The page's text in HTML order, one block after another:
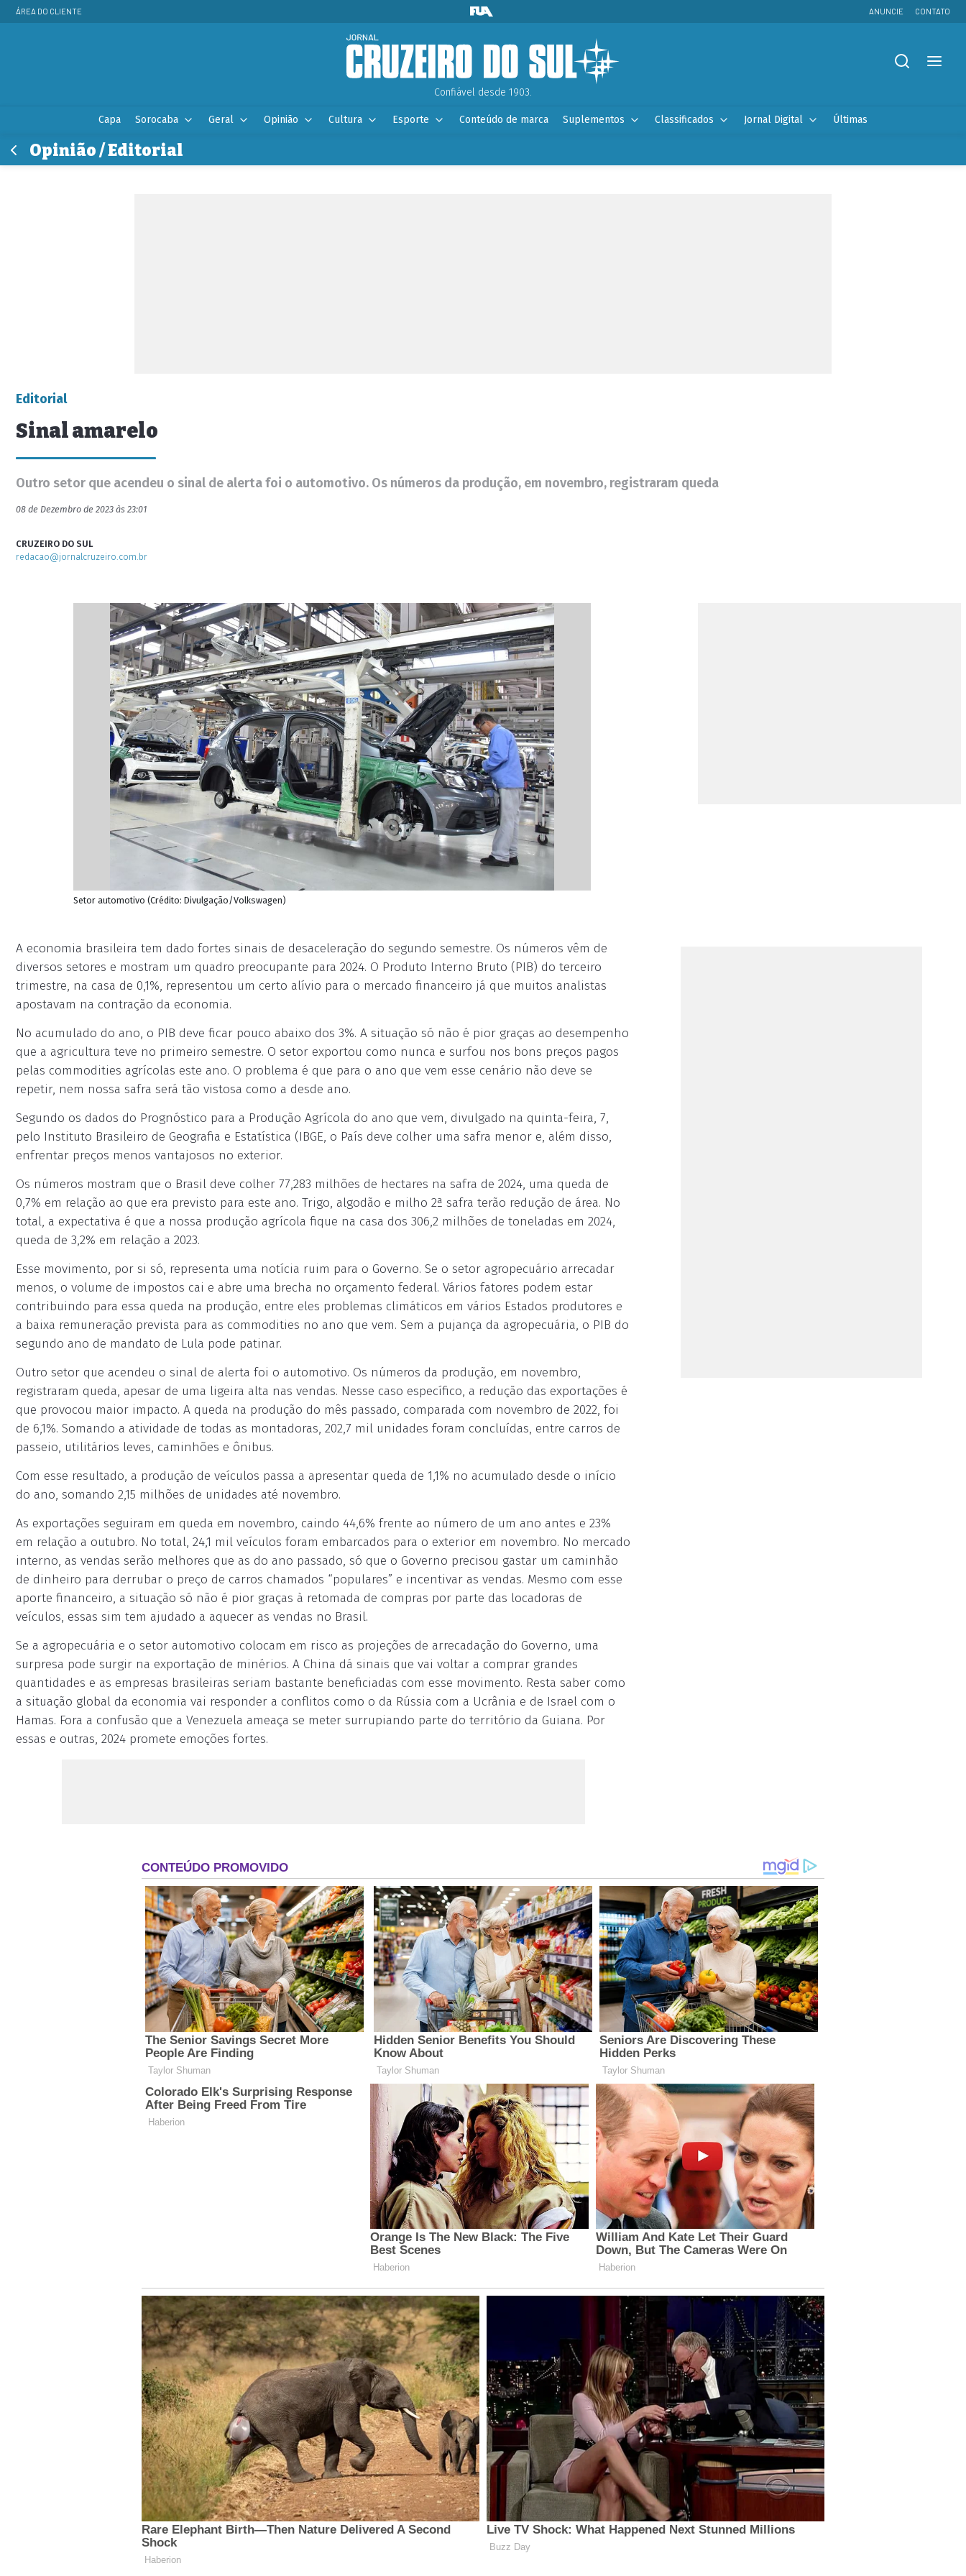
ÁREA DO CLIENTE ANUNCIE CONTATO
Confiável desde 1903.
Capa Sorocaba Geral Opinião Cultura Esporte Conteúdo de marca Suplementos Classificados Jornal Digital Últimas
Opinião / Editorial
Editorial
Sinal amarelo
Outro setor que acendeu o sinal de alerta foi o automotivo. Os números da produção, em novembro, registraram queda
08 de Dezembro de 2023 às 23:01
CRUZEIRO DO SUL
redacao@jornalcruzeiro.com.br
Setor automotivo (Crédito: Divulgação/Volkswagen)
A economia brasileira tem dado fortes sinais de desaceleração do segundo semestre. Os números vêm de
diversos setores e mostram um quadro preocupante para 2024. O Produto Interno Bruto (PIB) do terceiro
trimestre, na casa de 0,1%, representou um certo alívio para o mercado financeiro já que muitos analistas
apostavam na contração da economia.
No acumulado do ano, o PIB deve ficar pouco abaixo dos 3%. A situação só não é pior graças ao desempenho
que a agricultura teve no primeiro semestre. O setor exportou como nunca e surfou nos bons preços pagos
pelas commodities agrícolas este ano. O problema é que para o ano que vem esse cenário não deve se
repetir, nem nossa safra será tão vistosa como a desde ano.
Segundo os dados do Prognóstico para a Produção Agrícola do ano que vem, divulgado na quinta-feira, 7,
pelo Instituto Brasileiro de Geografia e Estatística (IBGE, o País deve colher uma safra menor e, além disso,
enfrentar preços menos vantajosos no exterior.
Os números mostram que o Brasil deve colher 77,283 milhões de hectares na safra de 2024, uma queda de
0,7% em relação ao que era previsto para este ano. Trigo, algodão e milho 2ª safra terão redução de área. No
total, a expectativa é que a nossa produção agrícola fique na casa dos 306,2 milhões de toneladas em 2024,
queda de 3,2% em relação a 2023.
Esse movimento, por si só, representa uma notícia ruim para o Governo. Se o setor agropecuário arrecadar
menos, o volume de impostos cai e abre uma brecha no orçamento federal. Vários fatores podem estar
contribuindo para essa queda na produção, entre eles problemas climáticos em vários Estados produtores e
a baixa remuneração prevista para as commodities no ano que vem. Sem a pujança da agropecuária, o PIB do
segundo ano de mandato de Lula pode patinar.
Outro setor que acendeu o sinal de alerta foi o automotivo. Os números da produção, em novembro,
registraram queda, apesar de uma ligeira alta nas vendas. Nesse caso específico, a redução das exportações é
que provocou maior impacto. A queda na produção do mês passado, comparada com novembro de 2022, foi
de 6,1%. Somando a atividade de todas as montadoras, 202,7 mil unidades foram concluídas, entre carros de
passeio, utilitários leves, caminhões e ônibus.
Com esse resultado, a produção de veículos passa a apresentar queda de 1,1% no acumulado desde o início
do ano, somando 2,15 milhões de unidades até novembro.
As exportações seguiram em queda em novembro, caindo 44,6% frente ao número de um ano antes e 23%
em relação a outubro. No total, 24,1 mil veículos foram embarcados para o exterior em novembro. No mercado
interno, as vendas serão melhores que as do ano passado, só que o Governo precisou gastar um caminhão
de dinheiro para derrubar o preço de carros chamados “populares” e incentivar as vendas. Mesmo com esse
aporte financeiro, a situação só não é pior graças à retomada de compras por parte das locadoras de
veículos, essas sim tem ajudado a aquecer as vendas no Brasil.
Se a agropecuária e o setor automotivo colocam em risco as projeções de arrecadação do Governo, uma
surpresa pode surgir na exportação de minérios. A China dá sinais que vai voltar a comprar grandes
quantidades e as empresas brasileiras seriam bastante beneficiadas com esse movimento. Resta saber como
a situação global da economia vai responder a conflitos como o da Rússia com a Ucrânia e de Israel com o
Hamas. Fora a confusão que a Venezuela ameaça se meter surrupiando parte do território da Guiana. Por
essas e outras, 2024 promete emoções fortes.